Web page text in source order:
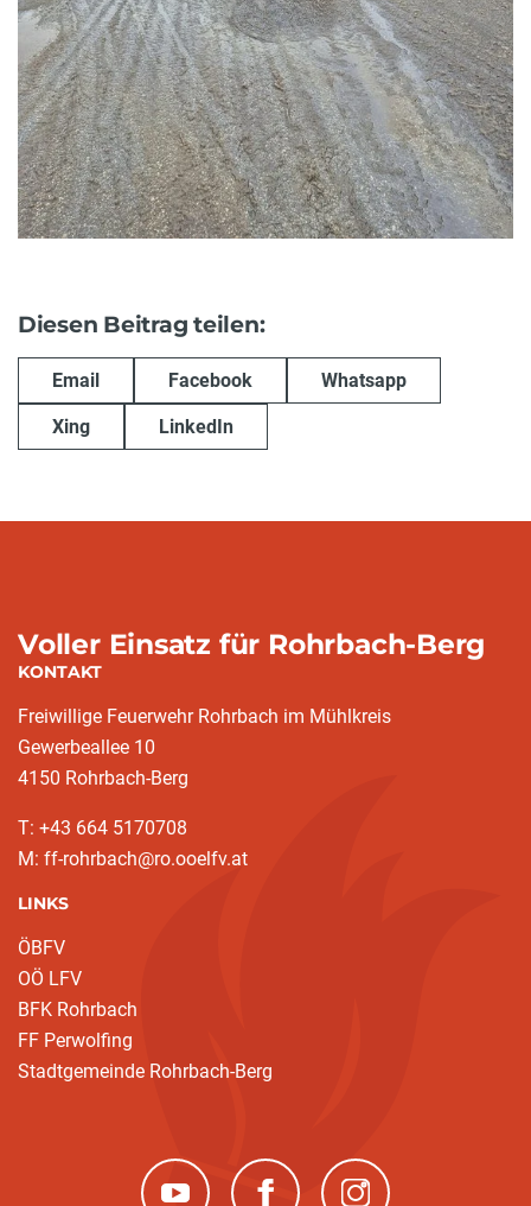
Diesen Beitrag teilen:
Email Facebook Whatsapp
Xing LinkedIn
Voller Einsatz für Rohrbach-Berg
KONTAKT
Freiwillige Feuerwehr Rohrbach im Mühlkreis
Gewerbeallee 10
4150 Rohrbach-Berg
T: +43 664 5170708
M: ff-rohrbach@ro.ooelfv.at
LINKS
ÖBFV
OÖ LFV
BFK Rohrbach
FF Perwolfing
Stadtgemeinde Rohrbach-Berg